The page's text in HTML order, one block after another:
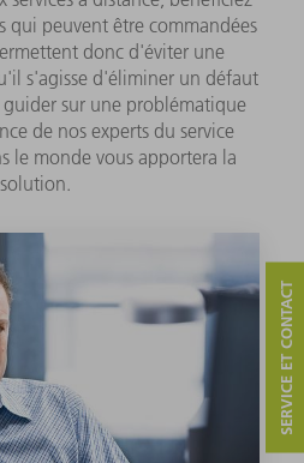
qui peuvent être commandées
donc d'éviter une
s'agisse d'éliminer un défaut
sur une problématique
de nos experts du service
le monde vous apportera la
solution.
SERVICE ET CONTACT